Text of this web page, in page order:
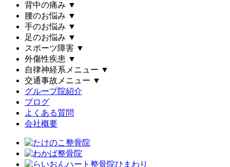
背中の痛み ▼
腰のお悩み ▼
手のお悩み ▼
足のお悩み ▼
スポーツ障害 ▼
外傷性疾患 ▼
自律神経系メニュー ▼
交通事故メニュー ▼
グループ院紹介
ブログ
よくある質問
会社概要